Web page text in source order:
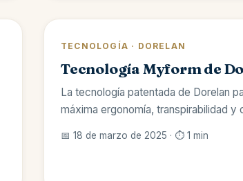
TECNOLOGÍA · DORELAN
Tecnología Myform de
La tecnología patentada de Dorelan
máxima ergonomía, transpirabilidad y
📅 18 de marzo de 2025 · ⏱️ 1 min